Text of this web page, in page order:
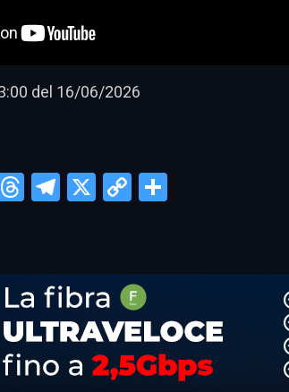
del 16/06/2026
Threads
Telegram
X CopyCondividi